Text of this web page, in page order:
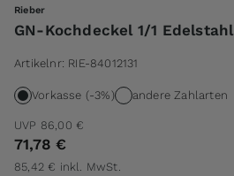
Rieber
GN-Kochdeckel 1/1 Edelstahl
Artikelnr: RIE-84012131
Vorkasse (-3%) andere Zahlarten
UVP 86,00 €
71,78 €
85,42 € inkl. MwSt.